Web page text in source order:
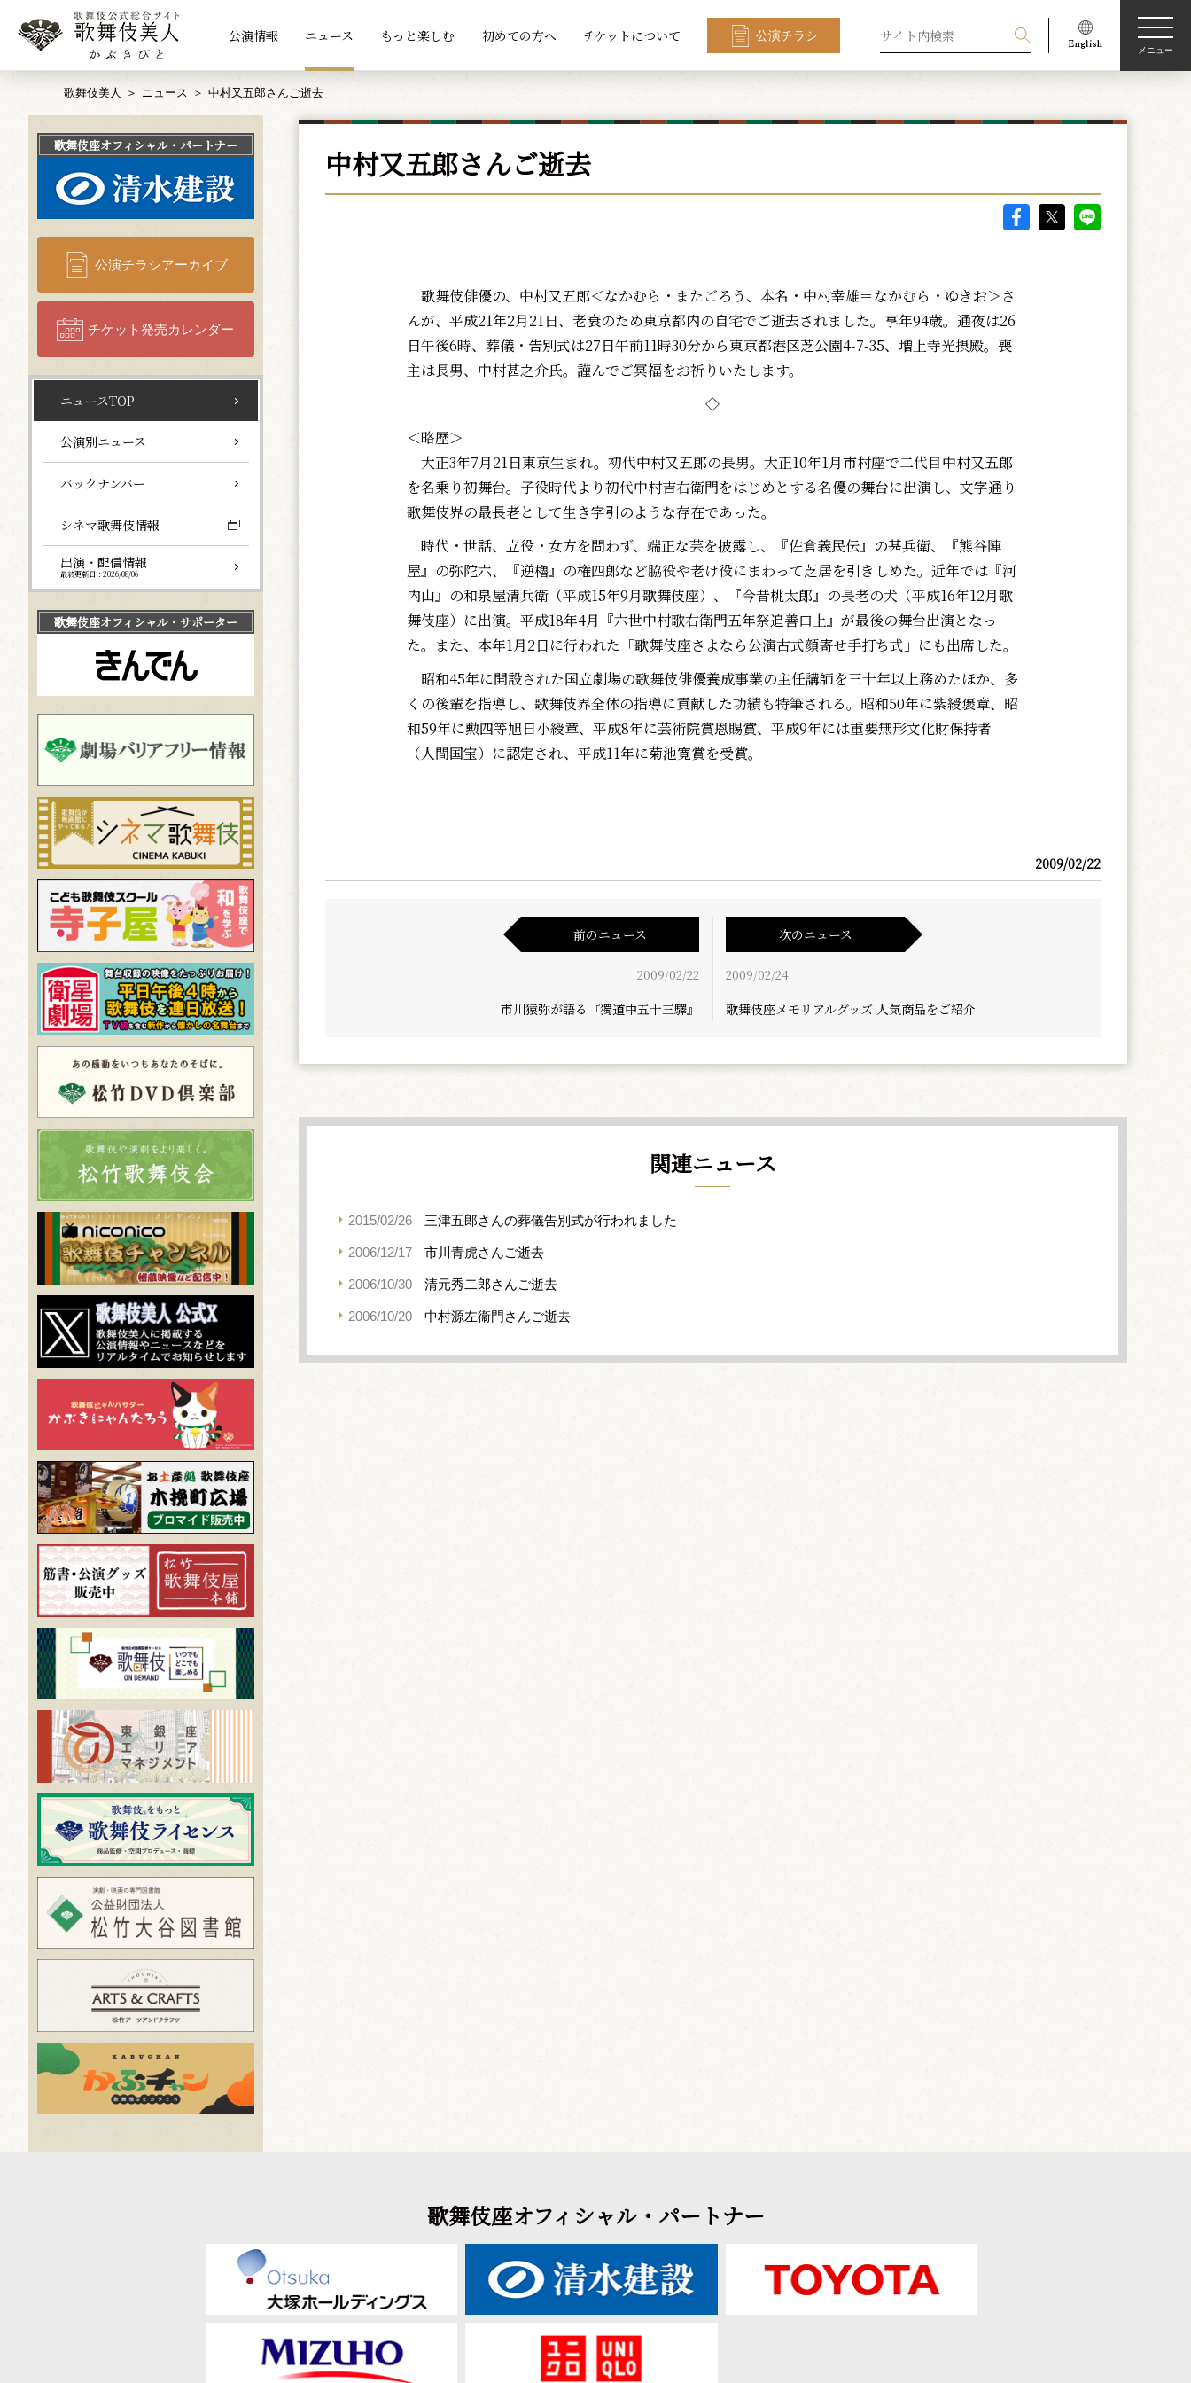
公演情報 ニュース もっと楽しむ 初めての方へ チケットについて 公演チラシ
メニュー
歌舞伎美人 ニュース 中村又五郎さんご逝去
中村又五郎さんご逝去
歌舞伎俳優の、中村又五郎＜なかむら・またごろう、本名・中村幸雄＝なかむら・ゆきお＞さ
んが、平成21年2月21日、老衰のため東京都内の自宅でご逝去されました。享年94歳。通夜は26
日午後6時、葬儀・告別式は27日午前11時30分から東京都港区芝公園4-7-35、増上寺光摂殿。喪
主は長男、中村甚之介氏。謹んでご冥福をお祈りいたします。
◇
＜略歴＞
大正3年7月21日東京生まれ。初代中村又五郎の長男。大正10年1月市村座で二代目中村又五郎
を名乗り初舞台。子役時代より初代中村吉右衛門をはじめとする名優の舞台に出演し、文字通り
歌舞伎界の最長老として生き字引のような存在であった。
時代・世話、立役・女方を問わず、端正な芸を披露し、『佐倉義民伝』の甚兵衛、『熊谷陣
屋』の弥陀六、『逆櫓』の権四郎など脇役や老け役にまわって芝居を引きしめた。近年では『河
内山』の和泉屋清兵衛（平成15年9月歌舞伎座）、『今昔桃太郎』の長老の犬（平成16年12月歌
舞伎座）に出演。平成18年4月『六世中村歌右衛門五年祭追善口上』が最後の舞台出演となっ
た。また、本年1月2日に行われた「歌舞伎座さよなら公演古式顔寄せ手打ち式」にも出席した。
昭和45年に開設された国立劇場の歌舞伎俳優養成事業の主任講師を三十年以上務めたほか、多
くの後輩を指導し、歌舞伎界全体の指導に貢献した功績も特筆される。昭和50年に紫綬褒章、昭
和59年に勲四等旭日小綬章、平成8年に芸術院賞恩賜賞、平成9年には重要無形文化財保持者
（人間国宝）に認定され、平成11年に菊池寛賞を受賞。
2009/02/22
前のニュース
2009/02/22
市川猿弥が語る『獨道中五十三驛』
次のニュース
2009/02/24
歌舞伎座メモリアルグッズ 人気商品をご紹介
関連ニュース
2015/02/26 三津五郎さんの葬儀告別式が行われました
2006/12/17 市川青虎さんご逝去
2006/10/30 清元秀二郎さんご逝去
2006/10/20 中村源左衞門さんご逝去
歌舞伎座オフィシャル・パートナー
公演チラシアーカイブ
チケット発売カレンダー
ニュースTOP
公演別ニュース
バックナンバー
シネマ歌舞伎情報
出演・配信情報
最終更新日：2026/08/06
歌舞伎座オフィシャル・サポーター
歌舞伎座オフィシャル・パートナー